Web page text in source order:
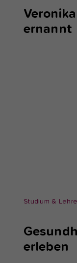
ernannt
Studium & Lehre
erleben